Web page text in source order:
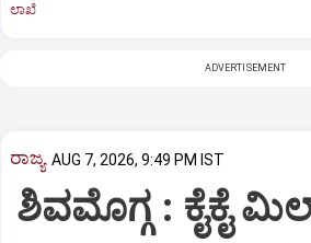
ಲಾಖೆ
ADVERTISEMENT
ರಾಜ್ಯ AUG 7, 2026, 9:49 PM IST
ಶಿವಮೊಗ್ಗ : ಕೈಕೈ